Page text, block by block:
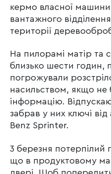
кермо власної
вантажного
території
На пилорамі матір та
близько шести годин,
погрожували
насильством, якщо не
інформацію.
забрав у них ключі
Benz Sprinter.
3 березня потерпілий
що в продуктовому